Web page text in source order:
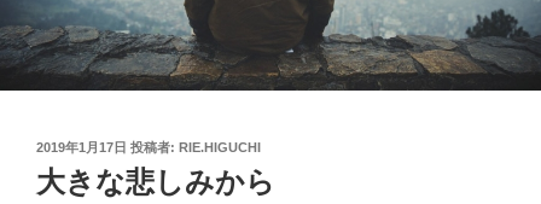
投
日:
2019年1月17日 投稿者: RIE.HIGUCHI
大きな悲しみから